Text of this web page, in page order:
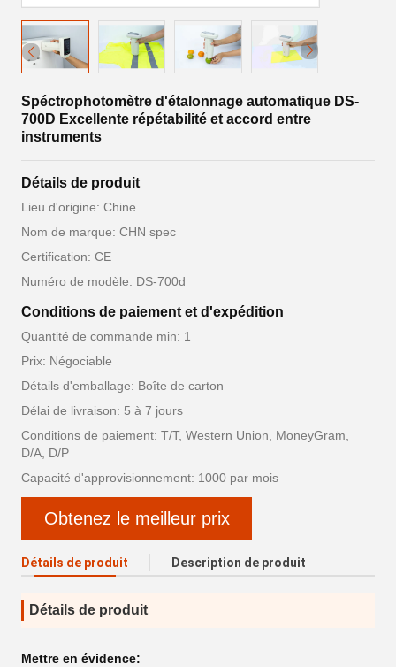
Spéctrophotomètre d'étalonnage automatique DS-
700D Excellente répétabilité et accord entre
instruments
Détails de produit
Lieu d'origine: Chine
Nom de marque: CHN spec
Certification: CE
Numéro de modèle: DS-700d
Conditions de paiement et d'expédition
Quantité de commande min: 1
Prix: Négociable
Détails d'emballage: Boîte de carton
Délai de livraison: 5 à 7 jours
Conditions de paiement: T/T, Western Union, MoneyGram,
D/A, D/P
Capacité d'approvisionnement: 1000 par mois
Obtenez le meilleur prix
Détails de produit Description de produit
Détails de produit
Mettre en évidence: